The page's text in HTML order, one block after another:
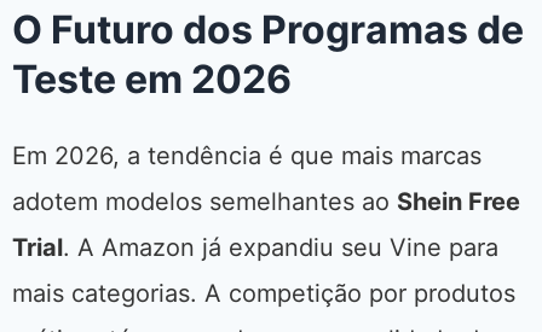
O Futuro dos Programas de
Teste em 2026
Em 2026, a tendência é que mais marcas
adotem modelos semelhantes ao Shein Free
Trial. A Amazon já expandiu seu Vine para
mais categorias. A competição por produtos